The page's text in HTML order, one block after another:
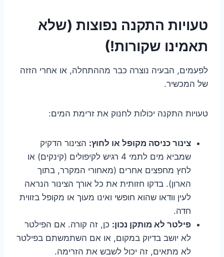
טעויות התקנה נפוצות (שלא
תאמינו שקורות!)
לפעמים, הבעיה נוצרה כבר מההתחלה, או אחרי הזזה
של המכשיר.
טעויות התקנה יכולות לחנוק את זרימת המים:
צינור כניסה מקופל או לחוץ: הצינור הדקיק
שמביא מים לתמי 4 רגיש לקיפולים (קינקים) או
לחץ מחפצים אחרים (מאחורי המקרר, בתוך
הארון). בדקו חזותית את כל אורך הצינור הנראה
לעין וודאו שהוא חופשי ואינו מעוך או מקופל בזווית
חדה.
פילטר לא מותקן נכון: כן, זה קורה. אם הפילטר
לא יושב בדיוק במקום, או אם השתמשתם בפילטר
לא מתאים, זה יכול לשבש את הזרימה.